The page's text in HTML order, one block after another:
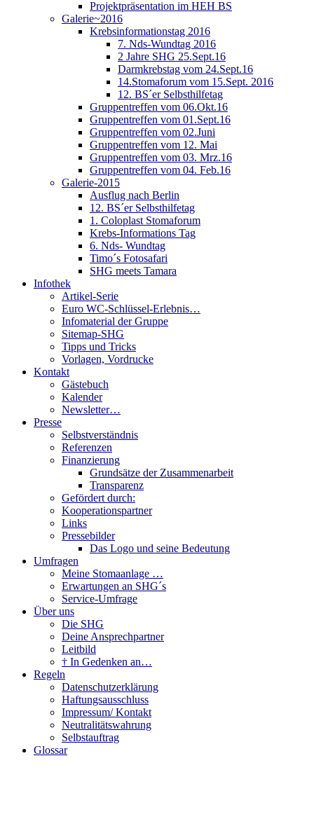
Projektpräsentation im HEH BS
Galerie~2016
Krebsinformationstag 2016
7. Nds-Wundtag 2016
2 Jahre SHG 25.Sept.16
Darmkrebstag vom 24.Sept.16
14.Stomaforum vom 15.Sept. 2016
12. BS´er Selbsthilfetag
Gruppentreffen vom 06.Okt.16
Gruppentreffen vom 01.Sept.16
Gruppentreffen vom 02.Juni
Gruppentreffen vom 12. Mai
Gruppentreffen vom 03. Mrz.16
Gruppentreffen vom 04. Feb.16
Galerie-2015
Ausflug nach Berlin
12. BS´er Selbsthilfetag
1. Coloplast Stomaforum
Krebs-Informations Tag
6. Nds- Wundtag
Timo´s Fotosafari
SHG meets Tamara
Infothek
Artikel-Serie
Euro WC-Schlüssel-Erlebnis…
Infomaterial der Gruppe
Sitemap-SHG
Tipps und Tricks
Vorlagen, Vordrucke
Kontakt
Gästebuch
Kalender
Newsletter…
Presse
Selbstverständnis
Referenzen
Finanzierung
Grundsätze der Zusammenarbeit
Transparenz
Gefördert durch:
Kooperationspartner
Links
Pressebilder
Das Logo und seine Bedeutung
Umfragen
Meine Stomaanlage …
Erwartungen an SHG´s
Service-Umfrage
Über uns
Die SHG
Deine Ansprechpartner
Leitbild
† In Gedenken an…
Regeln
Datenschutzerklärung
Haftungsausschluss
Impressum/ Kontakt
Neutralitätswahrung
Selbstauftrag
Glossar